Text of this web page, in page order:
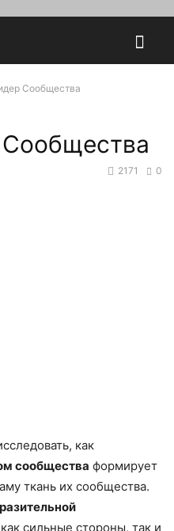
Сообщества
0
2171
как
сообщества формирует
ткань их сообщества.
сильные стороны, так и